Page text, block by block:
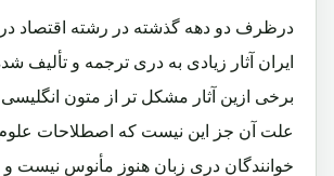
درظرف دو دهه گذشته در رشته اقتصاد در
ایران آثار زیادی به دری ترجمه و تألیف
برخی ازین آثار مشکل تر از متون
علت آن جز این نیست که اصطلاحات علوم
خوانندگان دری زبان هنوز مأنوس نیست و